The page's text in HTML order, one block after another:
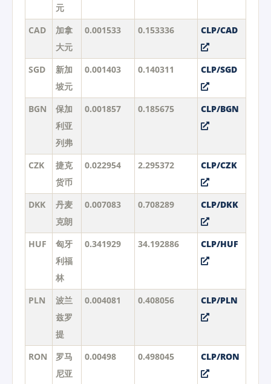
元
CAD
加拿
大元
0.001533 0.153336 CLP/CAD
SGD
新加
坡元
0.001403 0.140311 CLP/SGD
BGN
保加
利亚
列弗
0.001857 0.185675 CLP/BGN
CZK
捷克
货币
0.022954 2.295372 CLP/CZK
DKK
丹麦
克朗
0.007083 0.708289 CLP/DKK
HUF
匈牙
利福
林
0.341929 34.192886 CLP/HUF
PLN
波兰
兹罗
提
0.004081 0.408056 CLP/PLN
RON
罗马
尼亚
0.00498 0.498045 CLP/RON